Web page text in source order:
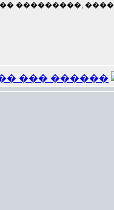
���������